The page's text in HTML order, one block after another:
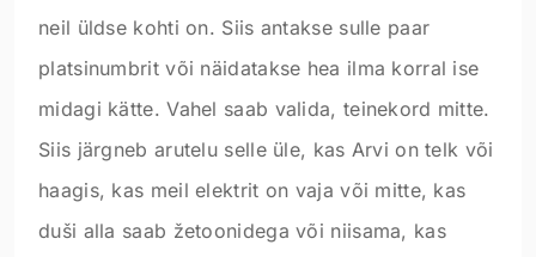
neil üldse kohti on. Siis antakse sulle paar
platsinumbrit või näidatakse hea ilma korral ise
midagi kätte. Vahel saab valida, teinekord mitte.
Siis järgneb arutelu selle üle, kas Arvi on telk või
haagis, kas meil elektrit on vaja või mitte, kas
duši alla saab žetoonidega või niisama, kas